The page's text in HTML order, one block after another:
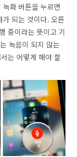
화 버튼을 누르면
되는 것이다. 오른
중이라는 뜻이고 기
녹음이 되지 않는
는 어떻게 해야 할